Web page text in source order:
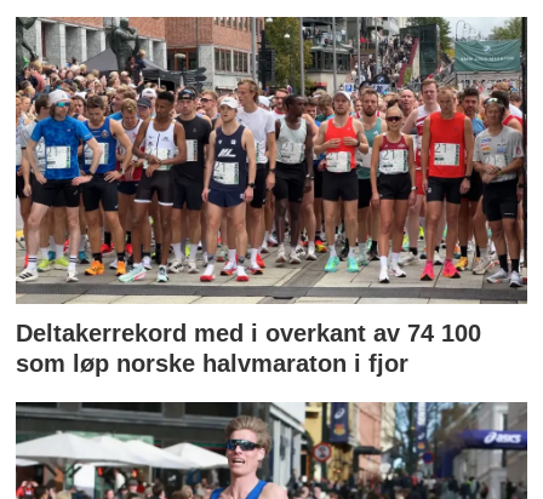
Deltakerrekord med i overkant av 74 100
som løp norske halvmaraton i fjor